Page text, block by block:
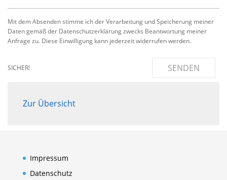
Mit dem Absenden stimme ich der Verarbeitung und Speicherung meiner
Daten gemäß der Datenschutzerklärung zwecks Beantwortung meiner
Anfrage zu. Diese Einwilligung kann jederzeit widerrufen werden.
SICHER! SENDEN
Zur Übersicht
Impressum
Datenschutz